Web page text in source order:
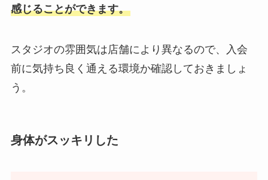
感じることができます。
スタジオの雰囲気は店舗により異なるので、入会
前に気持ち良く通える環境か確認しておきましょ
う。
身体がスッキリした